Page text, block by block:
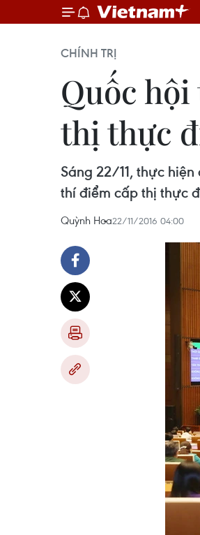
CHÍNH TRỊ
Quốc
thị thực
Sáng 22/11, thực
thí điểm cấp thị thực
Quỳnh Hoa22/11/2016 04:00